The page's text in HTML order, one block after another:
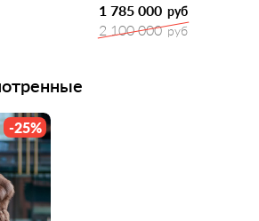
1 785 000 руб
2 100 000 руб
-25%